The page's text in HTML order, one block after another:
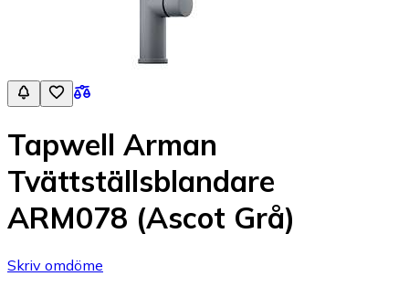
Tapwell Arman
Tvättställsblandare
ARM078 (Ascot Grå)
Skriv omdöme